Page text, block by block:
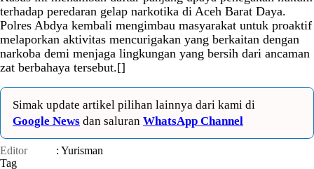
terhadap peredaran gelap narkotika di Aceh Barat Daya.
Polres Abdya kembali mengimbau masyarakat untuk proaktif
melaporkan aktivitas mencurigakan yang berkaitan dengan
narkoba demi menjaga lingkungan yang bersih dari ancaman
zat berbahaya tersebut.[]
Simak update artikel pilihan lainnya dari kami di
Google News dan saluran WhatsApp Channel
Editor
: Yurisman
Tag